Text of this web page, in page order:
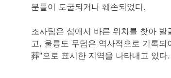
분들이 도굴되거나 훼손되었다.
조사팀은 섬에서 바른 위치를 찾아
고, 울릉도 무덤은 역사적으로 기록
葬”으로 표시한 지역을 나타내고 있다.